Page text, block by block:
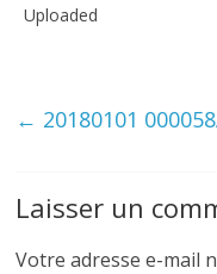
Uploaded
← 20180101
Laisser un
Votre adresse e-mail